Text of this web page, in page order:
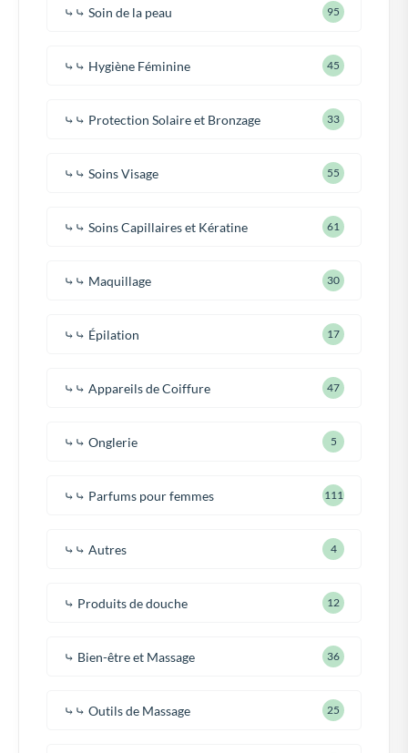
⤷⤷ Soin de la peau 95
⤷⤷ Hygiène Féminine 45
⤷⤷ Protection Solaire et Bronzage 33
⤷⤷ Soins Visage 55
⤷⤷ Soins Capillaires et Kératine 61
⤷⤷ Maquillage 30
⤷⤷ Épilation 17
⤷⤷ Appareils de Coiffure 47
⤷⤷ Onglerie 5
⤷⤷ Parfums pour femmes 111
⤷⤷ Autres 4
⤷ Produits de douche 12
⤷ Bien-être et Massage 36
⤷⤷ Outils de Massage 25